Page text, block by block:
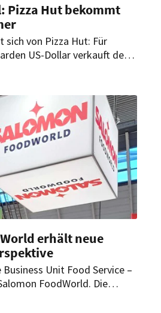
Pizza Hut bekommt
sich von Pizza Hut: Für
US-Dollar verkauft der
erhält neue
Unit Food Service –
FoodWorld. Die